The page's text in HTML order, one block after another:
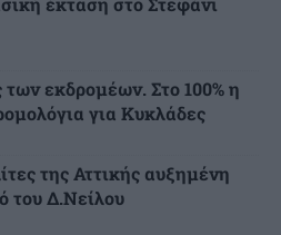
εκδρομέων. Στο 100% η
για Κυκλάδες
της Αττικής αυξημένη
του Δ.Νείλου